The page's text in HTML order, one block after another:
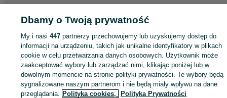
Strona główna Firma i Przemysł Sklepy i magazyny
Kraków
Lady i witryny chłodnicze - Krowodrza
KATEGORIA
826103658 Wyświetlenia:
Dbamy o Twoją prywatność
My i nasi447 partnerzy przechowujemy lub uzyskujemy dostęp do
informacji na urządzeniu, takich jak unikalne identyfikatory w plikach
cookie w celu przetwarzania danych osobowych. Użytkownik może
zaakceptować wybory lub zarządzać nimi, klikając poniżej lub w
dowolnym momencie na stronie polityki prywatności. Te wybory będą
sygnalizowane naszym partnerom i nie będą miały wpływu na dane
przeglądania. Polityka cookies, Polityka Prywatności